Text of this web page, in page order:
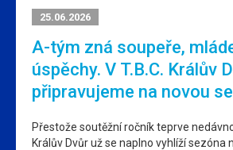
25.06.2026
A-tým zná soupeře,
úspěchy. V T.B.C. Králův
připravujeme na novou
Přestože soutěžní ročník teprve nedávno
Králův Dvůr už se naplno vyhlíží sezóna